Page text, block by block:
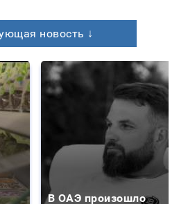
новость ↓
В ОАЭ произошло